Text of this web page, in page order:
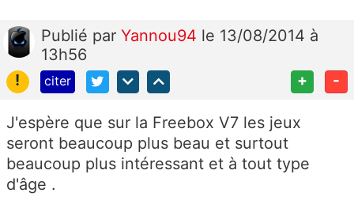
Publié par Yannou94 le 13/08/2014 à
13h56
!
citer + -
J'espère que sur la Freebox V7 les jeux
seront beaucoup plus beau et surtout
beaucoup plus intéressant et à tout type
d'âge .